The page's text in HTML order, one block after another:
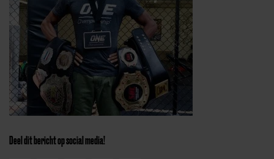
Deel dit bericht op social media!